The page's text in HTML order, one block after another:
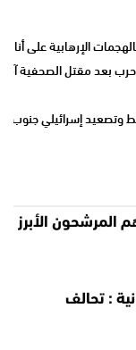
الإرهابية على
بعد مقتل الصحفية
إسرائيلي جنوب
المرشحون الأبرز
: تحالف